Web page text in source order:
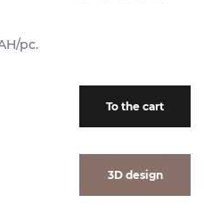
pc.
To the cart
3D design